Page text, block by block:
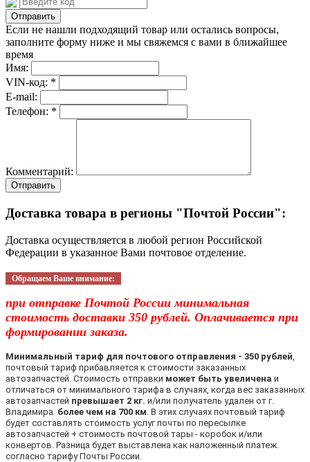
Если не нашли подходящий товар или остались вопросы,
заполните форму ниже и мы свяжемся с вами в ближайшее
время
Имя:
VIN-код: *
E-mail:
Телефон: *
Комментарий:
Отправить
Доставка товара в регионы "Почтой России":
Доставка осуществляется в любой регион Российской
Федерации в указанное Вами почтовое отделение.
Обращаем Ваше внимание:
при отправке Почтой России минимальная
стоимость доставки 350 рублей. Оплачивается при
формировании заказа.
Минимальный тариф для почтового отправления - 350 рублей
почтовый тариф прибавляется к стоимости заказанных
автозапчастей. Стоимость отправки может быть увеличена и
отличаться от минимального тарифа в случаях, когда вес заказанных
автозапчастей превышает 2 кг. и/или получатель удален от г.
Владимира более чем на 700 км . В этих случаях почтовый тариф
будет составлять стоимость услуг почты по пересылке
автозапчастей + стоимость почтовой тары - коробок и/или
конвертов. Разница будет выставлена как наложенный платеж.
согласно тарифу Почты России.